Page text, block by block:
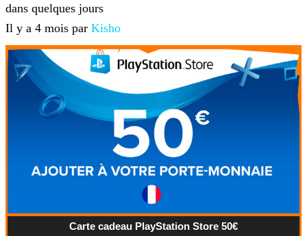
dans quelques jours
Il y a 4 mois par Kisho
Carte cadeau PlayStation Store 50€